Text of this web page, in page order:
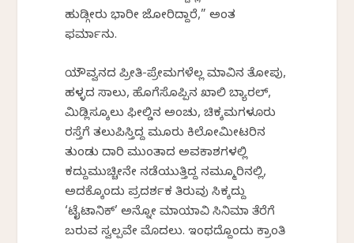
ಹುಡ್ಗೀರು ಭಾರೀ ಜೋರಿದ್ದಾರೆ,” ಅಂತ
ಫರ್ಮಾನು.
ಯೌವ್ವನದ ಪ್ರೀತಿ-ಪ್ರೇಮಗಳೆಲ್ಲ ಮಾವಿನ ತೋಪು,
ಹಳ್ಳದ ಸಾಲು, ಹೊಗೆಸೊಪ್ಪಿನ ಖಾಲಿ ಬ್ಯಾರಲ್,
ಮಿಡ್ಲಿಸ್ಕೂಲು ಫೀಲ್ಡಿನ ಅಂಚು, ಚಿಕ್ಕಮಗಳೂರು
ರಸ್ತೆಗೆ ತಲುಪಿಸ್ತಿದ್ದ ಮೂರು ಕಿಲೋಮೀಟರಿನ
ತುಂಡು ದಾರಿ ಮುಂತಾದ ಅವಕಾಶಗಳಲ್ಲಿ
ಕದ್ದುಮುಚ್ಚೀನೇ ನಡೆಯುತ್ತಿದ್ದ ನಮ್ಮೂರಿನಲ್ಲಿ,
ಅದಕ್ಕೊಂದು ಪ್ರದರ್ಶಕ ತಿರುವು ಸಿಕ್ಕದ್ದು
‘ಟೈಟಾನಿಕ್’ ಅನ್ನೋ ಮಾಯಾವಿ ಸಿನಿಮಾ ತೆರೆಗೆ
ಬರುವ ಸ್ವಲ್ಪವೇ ಮೊದಲು. ಇಂಥದ್ದೊಂದು ಕ್ರಾಂತಿ